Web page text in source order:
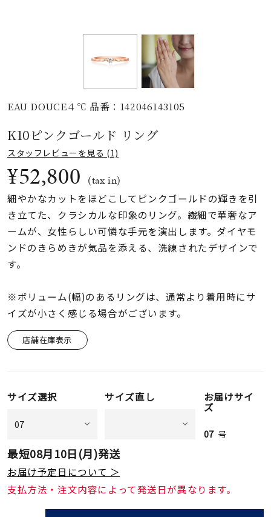
石の色
ファッションテイス
着用シーン
コレクション
リングサイズ
～
メンズ
価格
在庫 在庫ありのみ
EAU DOUCE４℃ 品番：142046143105
K10ピンクゴールド リング
スタッフレビューを見る (1)
¥52,800 (tax in)
細やかなカットをほどこしてピンクゴールドの輝きを引
き立てた、クラシカルな印象のリング。繊細で華奢なア
ームが、女性らしい可憐な手元を演出します。ダイヤモ
ンドのきらめきが気品を添える、洗練されたデザインで
す。
※ボリューム(幅)のあるリングは、通常より着用時にサ
イズが小さく感じる場合がございます。
店舗在庫表示
サイズ選択 サイズ直し お届けサイ
ズ
07 号
最短08月10日(月)発送
お届け予定日について ＞
支払方法・注文内容によって発送日が異なります。